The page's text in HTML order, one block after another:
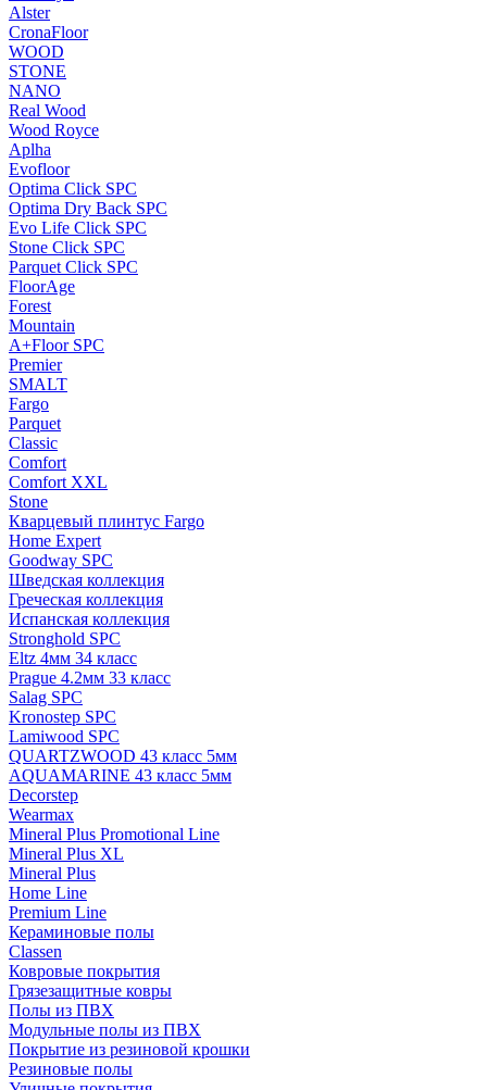
Alster
CronaFloor
WOOD
STONE
NANO
Real Wood
Wood Royce
Aplha
Evofloor
Optima Click SPC
Optima Dry Back SPC
Evo Life Click SPC
Stone Click SPC
Parquet Click SPC
FloorAge
Forest
Mountain
A+Floor SPC
Premier
SMALT
Fargo
Parquet
Classic
Comfort
Comfort XXL
Stone
Кварцевый плинтус Fargo
Home Expert
Goodway SPC
Шведская коллекция
Греческая коллекция
Испанская коллекция
Stronghold SPC
Eltz 4мм 34 класс
Prague 4.2мм 33 класс
Salag SPC
Kronostep SPC
Lamiwood SPC
QUARTZWOOD 43 класс 5мм
AQUAMARINE 43 класс 5мм
Decorstep
Wearmax
Mineral Plus Promotional Line
Mineral Plus XL
Mineral Plus
Home Line
Premium Line
Кераминовые полы
Classen
Ковровые покрытия
Грязезащитные ковры
Полы из ПВХ
Модульные полы из ПВХ
Покрытие из резиновой крошки
Резиновые полы